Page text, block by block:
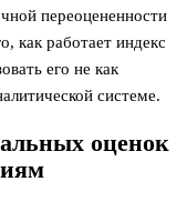
переоцененности
как работает индекс
его не как
системе.
оценок